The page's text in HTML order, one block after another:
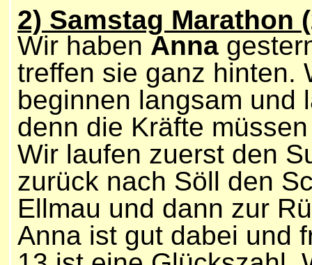
2) Samstag Marathon
Wir haben Anna
treffen sie ganz hinten.
beginnen langsam und
denn die Kräfte
Wir laufen zuerst den
zurück nach Söll den
Ellmau und dann zur
Anna ist gut dabei und